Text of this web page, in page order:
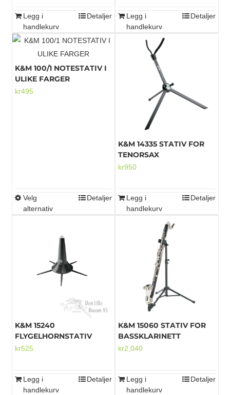
Legg i
handlekurv
Detaljer
Legg i
handlekurv
Detaljer
K&M 100/1 NOTESTATIV I
ULIKE FARGER
kr495
Velg
alternativ
Dette
flere
varianter.
Alternativene
kan
på
produktsiden
Detaljer
K&M 14335 STATIV FOR
TENORSAX
kr950
Legg i
handlekurv
Detaljer
K&M 15240
FLYGELHORNSTATIV
kr525
Legg i
handlekurv
Detaljer
K&M 15060 STATIV FOR
BASSKLARINETT
kr2,040
Legg i
handlekurv
Detaljer